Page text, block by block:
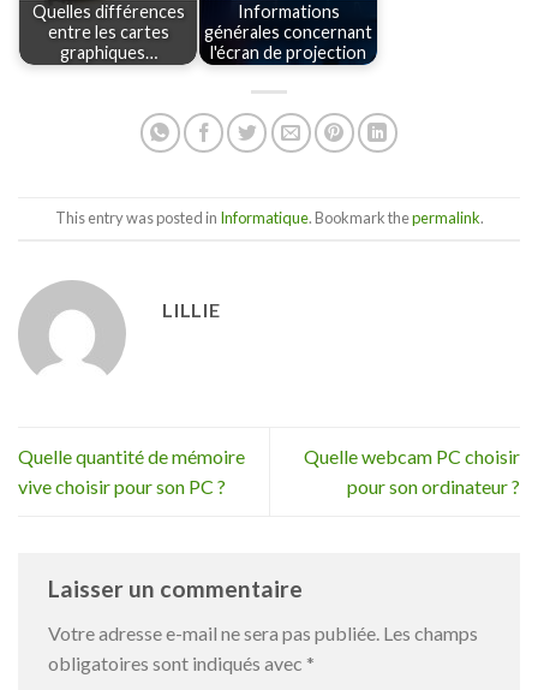
Quelles différences
entre les cartes
graphiques…
Informations
générales concernant
l'écran de projection
This entry was posted in Informatique. Bookmark thepermalink.
LILLIE
Quelle quantité de mémoire
vive choisir pour son PC ?
Quelle webcam PC choisir
pour son ordinateur ?
Laisser un commentaire
Votre adresse e-mail ne sera pas publiée. Les champs
obligatoires sont indiqués avec *